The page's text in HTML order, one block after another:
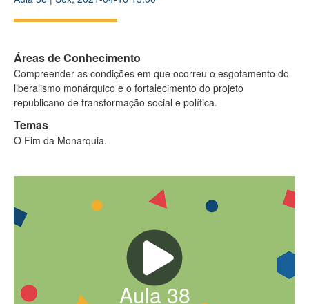
Áreas de Conhecimento
Compreender as condições em que ocorreu o esgotamento do
liberalismo monárquico e o fortalecimento do projeto
republicano de transformação social e política.
Temas
O Fim da Monarquia.
Aula38